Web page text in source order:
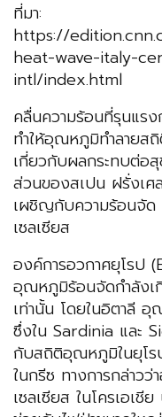
ที่มา:
https://
heat-wave-italy-
intl/index.html
คลื่นความร้อนที่รุนแร
ทำให้อุณหภูมิทำลายส
เกี่ยวกับผลกระทบต่อ
ส่วนของสเปน ฝรั่งเศ
เผชิญกับความร้อนจั
เซลเซียส
องค์การอวกาศยุโรป
อุณหภูมิร้อนจัดกำลังเ
เท่านั้น โดยในอิตาลี
ซึ่งใน Sardinia และ
กับสถิติอุณหภูมิในยุโร
ในกรีซ ทางการกล่า
เซลเซียส ในโครเอเ